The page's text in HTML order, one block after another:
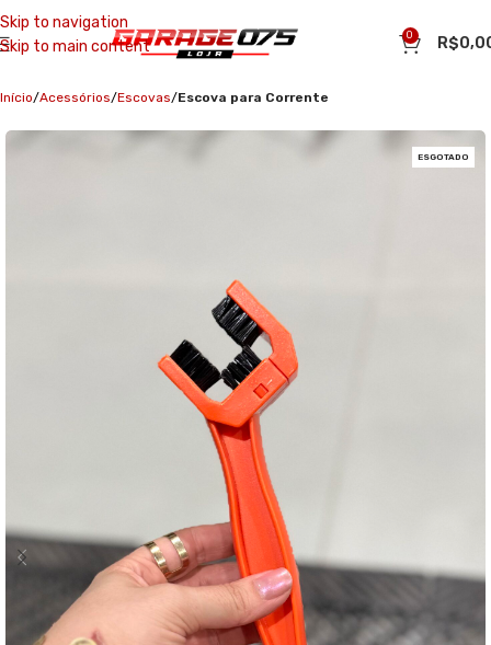
Skip to navigation
Skip to main content
0 R$
Início Acessórios Escovas Escova para Corrente
ESGOTADO